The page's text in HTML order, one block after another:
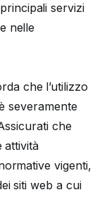
servizi
nelle
che l’utilizzo
severamente
che
attività
vigenti,
siti web a cui